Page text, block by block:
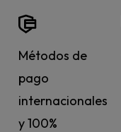
Métodos de
pago
internacionales
y 100%